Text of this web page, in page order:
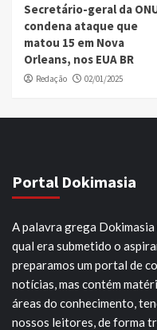
Secretário-geral da
condena ataque que
matou 15 em Nova
Orleans, nos EUA BR
Redação 02/01/2025
Portal Dokimasia
A palavra grega
qual era submetido o
preparamos um portal de
notícias, mas contém
áreas do conhecimento,
nossos leitores, de forma